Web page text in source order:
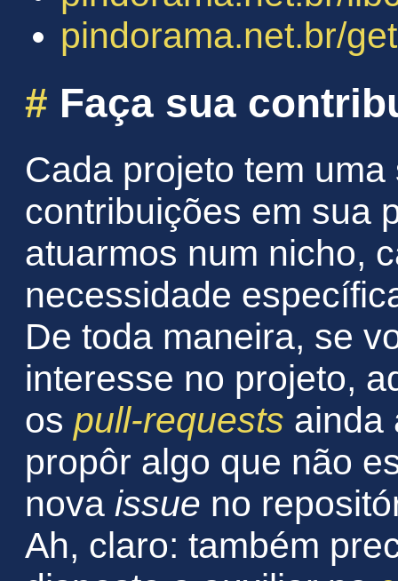
pindorama.net.br/
# Faça sua
Cada projeto tem
contribuições em sua
atuarmos num nicho,
necessidade
De toda maneira, se
interesse no projeto,
os pull-requests ainda
propôr algo que não
nova issue no
Ah, claro: também